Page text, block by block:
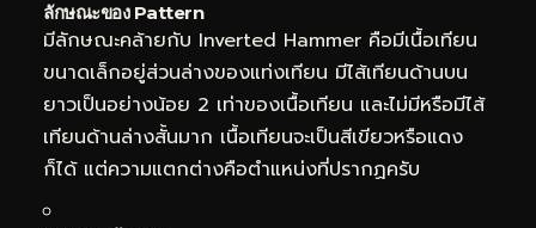
ลักษณะของ Pattern
มีลักษณะคล้ายกับ Inverted Hammer คือมีเนื้อเทียน
ขนาดเล็กอยู่ส่วนล่างของแท่งเทียน มีไส้เทียนด้านบน
ยาวเป็นอย่างน้อย 2 เท่าของเนื้อเทียน และไม่มีหรือมีไส้
เทียนด้านล่างสั้นมาก เนื้อเทียนจะเป็นสีเขียวหรือแดง
ก็ได้ แต่ความแตกต่างคือตำแหน่งที่ปรากฏครับ